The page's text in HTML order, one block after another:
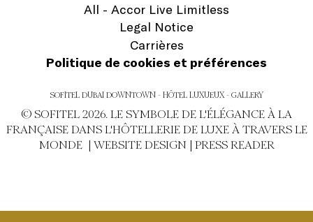
All - Accor Live Limitless
Legal Notice
Carrières
Politique de cookies et préférences
SOFITEL DUBAI DOWNTOWN - HÔTEL LUXUEUX - GALLERY
© SOFITEL 2026. LE SYMBOLE DE L'ÉLÉGANCE À LA
FRANÇAISE DANS L'HÔTELLERIE DE LUXE À TRAVERS LE
MONDE | WEBSITE DESIGN | PRESS READER